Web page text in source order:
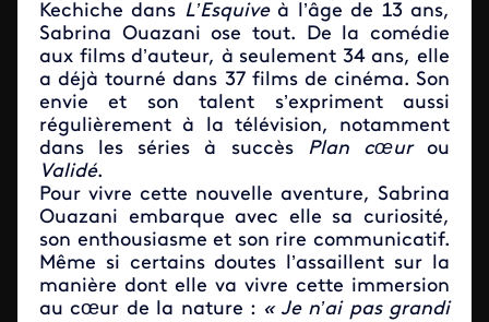
Kechiche dans L’Esquiveà l’âge de 13 ans,
Sabrina Ouazani ose tout. De la comédie
aux films d’auteur, à seulement 34 ans, elle
a déjà tourné dans 37 films de cinéma. Son
envie et son talent s’expriment aussi
régulièrement à la télévision, notamment
dans les séries à succès Plan cœurou
Validé.
Pour vivre cette nouvelle aventure, Sabrina
Ouazani embarque avec elle sa curiosité,
son enthousiasme et son rire communicatif.
Même si certains doutes l’assaillent sur la
manière dont elle va vivre cette immersion
au cœur de la nature : « Je n’ai pas grandi